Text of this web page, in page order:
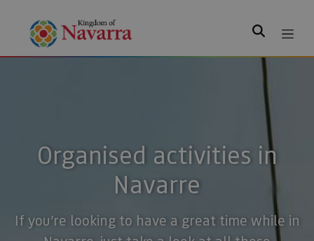
Search
Organised activities in
Navarre
If you’re looking to have a great time while in